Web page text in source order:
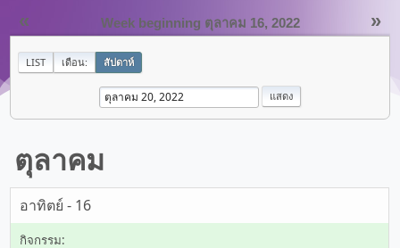
« »
Week beginning ตุลาคม 16, 2022
LIST เดือน: สัปดาห์
ตุลาคม
อาทิตย์ - 16